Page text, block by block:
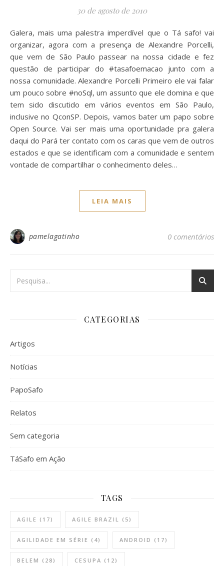
30 de agosto de 2010
Galera, mais uma palestra imperdível que o Tá safo! vai
organizar, agora com a presença de Alexandre Porcelli,
que vem de São Paulo passear na nossa cidade e fez
questão de participar do #tasafoemacao junto com a
nossa comunidade. Alexandre Porcelli Primeiro ele vai falar
um pouco sobre #noSql, um assunto que ele domina e que
tem sido discutido em vários eventos em São Paulo,
inclusive no QconSP. Depois, vamos bater um papo sobre
Open Source. Vai ser mais uma oportunidade pra galera
daqui do Pará ter contato com os caras que vem de outros
estados e que se identificam com a comunidade e sentem
vontade de compartilhar o conhecimento deles…
LEIA MAIS
pamelagatinho 0 comentários
CATEGORIAS
Artigos
Notícias
PapoSafo
Relatos
Sem categoria
TáSafo em Ação
TAGS
AGILE (17) AGILE BRAZIL (5)
AGILIDADE EM SÉRIE (4) ANDROID (17)
BELEM (28) CESUPA (12)